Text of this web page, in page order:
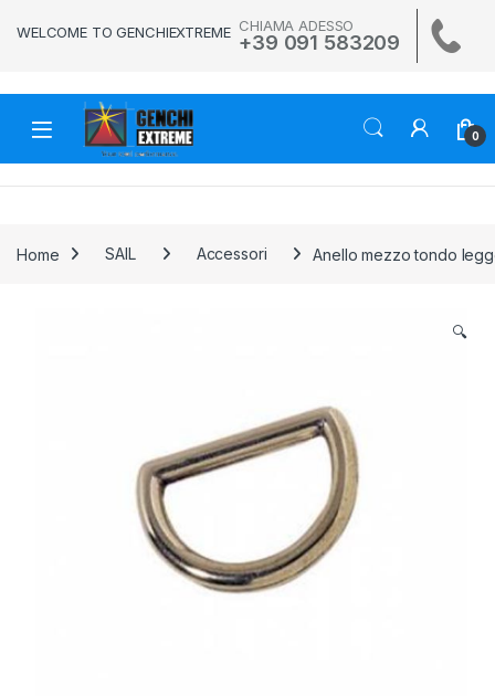
WELCOME TO GENCHIEXTREME CHIAMA ADESSO
+39 091 583209
0
Home SAIL Accessori Anello mezzo tondo
🔍